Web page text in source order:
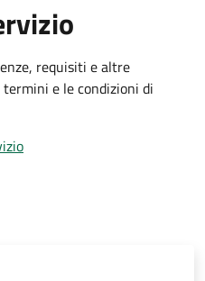
requisiti e altre
e le condizioni di